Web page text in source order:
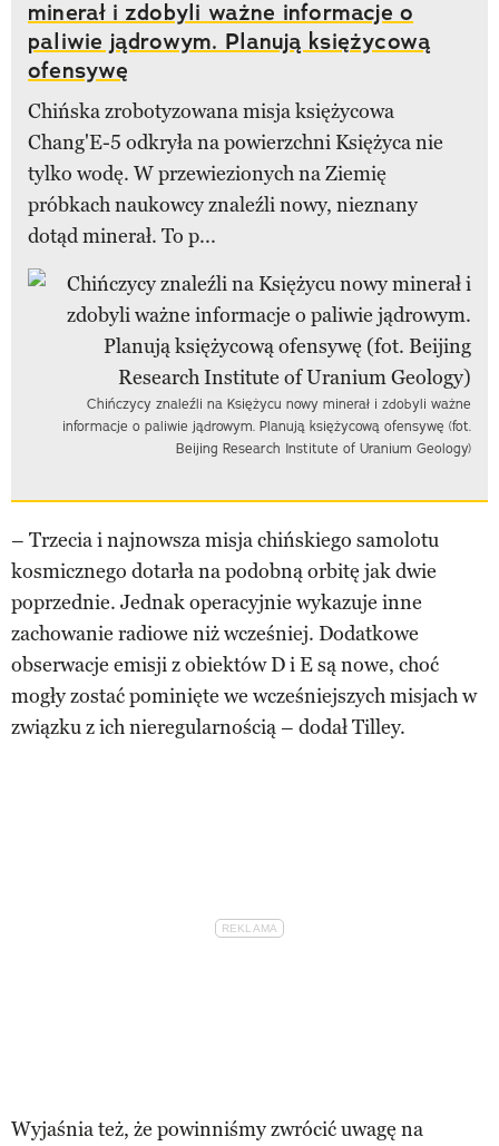
minerał i zdobyli ważne informacje o
paliwie jądrowym. Planują księżycową
ofensywę
Chińska zrobotyzowana misja księżycowa
Chang'E-5 odkryła na powierzchni Księżyca nie
tylko wodę. W przewiezionych na Ziemię
próbkach naukowcy znaleźli nowy, nieznany
dotąd minerał. To p...
Chińczycy znaleźli na Księżycu nowy minerał i zdobyli ważne
informacje o paliwie jądrowym. Planują księżycową ofensywę (fot.
Beijing Research Institute of Uranium Geology)
– Trzecia i najnowsza misja chińskiego samolotu
kosmicznego dotarła na podobną orbitę jak dwie
poprzednie. Jednak operacyjnie wykazuje inne
zachowanie radiowe niż wcześniej. Dodatkowe
obserwacje emisji z obiektów D i E są nowe, choć
mogły zostać pominięte we wcześniejszych misjach w
związku z ich nieregularnością – dodał Tilley.
Wyjaśnia też, że powinniśmy zwrócić uwagę na